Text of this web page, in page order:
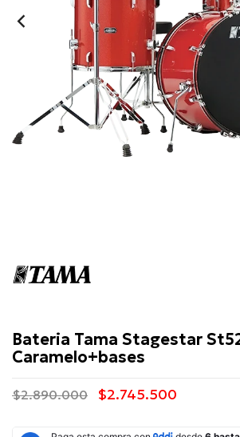
Bateria Tama Stagestar
Caramelo+bases
$2.890.000 $2.745.500